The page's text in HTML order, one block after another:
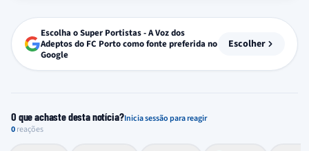
Escolha o Super Portistas - A Voz dos
Adeptos do FC Porto como fonte preferida no
Google
Escolher
O que achaste desta notícia?Inicia sessão para reagir
0reações